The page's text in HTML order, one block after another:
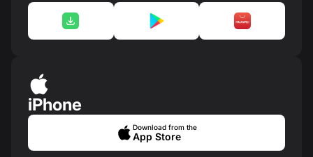
iPhone
Download from the
App Store